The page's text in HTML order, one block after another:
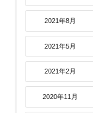
2021年8月
2021年5月
2021年2月
2020年11月